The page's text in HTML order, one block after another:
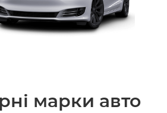
марки авто